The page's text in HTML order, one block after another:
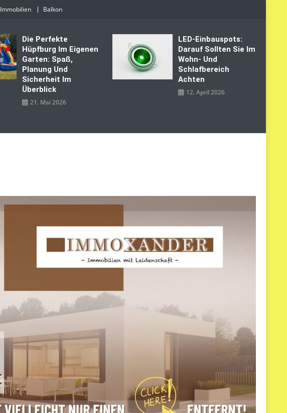
Immobilien Balkon
Die Perfekte
Hüpfburg Im Eigenen
Garten: Spaß,
Planung Und
Sicherheit Im
Überblick
21. Mai 2026
LED‑Einbauspots:
Darauf Sollten Sie Im
Wohn- Und
Schlafbereich
Achten
12. April 2026